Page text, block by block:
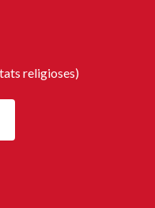
religioses)